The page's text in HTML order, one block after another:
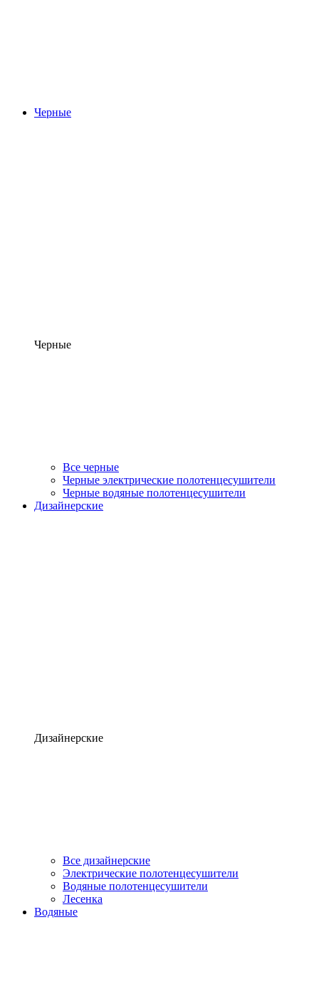
Черные
Черные
Все черные
Черные электрические полотенцесушители
Черные водяные полотенцесушители
Дизайнерские
Дизайнерские
Все дизайнерские
Электрические полотенцесушители
Водяные полотенцесушители
Лесенка
Водяные